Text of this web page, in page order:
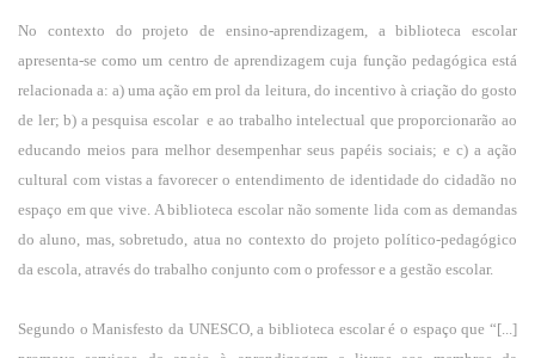
No contexto do projeto de ensino-aprendizagem, a biblioteca escolar
apresenta-se como um centro de aprendizagem cuja função pedagógica está
relacionada a: a) uma ação em prol da leitura, do incentivo à criação do gosto
de ler; b) a pesquisa escolar e ao trabalho intelectual que proporcionarão ao
educando meios para melhor desempenhar seus papéis sociais; e c) a ação
cultural com vistas a favorecer o entendimento de identidade do cidadão no
espaço em que vive. A biblioteca escolar não somente lida com as demandas
do aluno, mas, sobretudo, atua no contexto do projeto político-pedagógico
da escola, através do trabalho conjunto com o professor e a gestão escolar.
Segundo o Manisfesto da UNESCO, a biblioteca escolar é o espaço que “[...]